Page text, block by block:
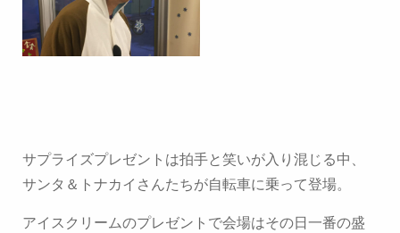
サプライズプレゼントは拍手と笑いが入り混じる中、
サンタ＆トナカイさんたちが自転車に乗って登場。
アイスクリームのプレゼントで会場はその日一番の盛